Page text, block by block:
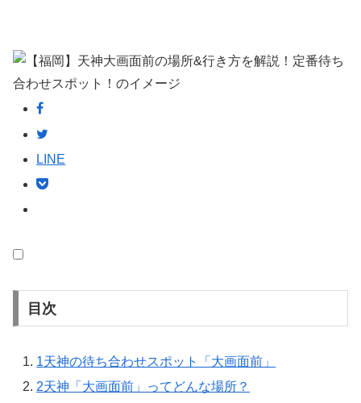
LINE
目次
1天神の待ち合わせスポット「大画面前」
2天神「大画面前」ってどんな場所？